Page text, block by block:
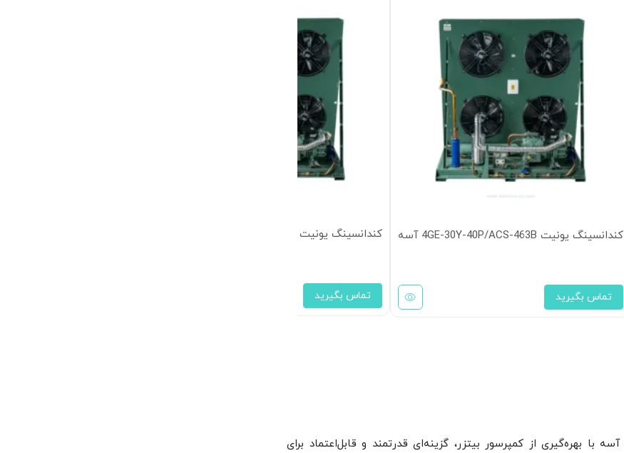
کندانسینگ یونیت 4GE-30Y-40P/ACS-463B آسه
تماس بگیرید
کندانسینگ یونیت 6JE-33Y-40P/ACS-463B آسه
تماس بگیرید
4GE-30-40P/ACS-463B آسه با بهره‌گیری از کمپرسور بیتزر، گزینه‌ای قدرتمند و قابل‌اعتماد برای